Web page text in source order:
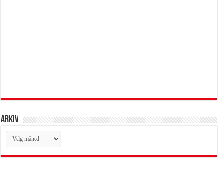
Arkiv
Arkiv